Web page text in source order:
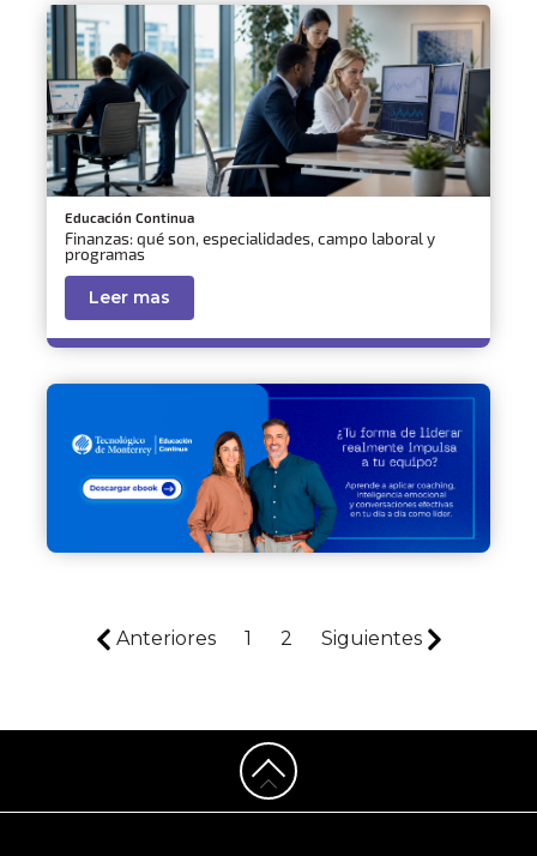
Educación Continua
Finanzas: qué son, especialidades, campo laboral y
programas
Leer mas
Anteriores 1 2 Siguientes